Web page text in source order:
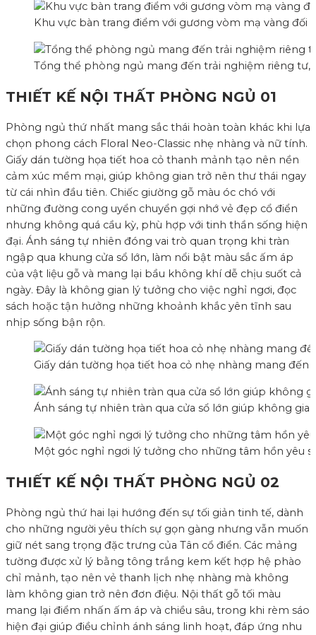
Khu vực bàn trang điểm với gương vòm mạ vàng
Tổng thể phòng ngủ mang đến trải nghiệm riêng tư,
THIẾT KẾ NỘI THẤT PHÒNG NGỦ 01
Phòng ngủ thứ nhất mang sắc thái hoàn toàn khác khi lựa
chọn phong cách Floral Neo-Classic nhẹ nhàng và nữ tính.
Giấy dán tường họa tiết hoa cỏ thanh mảnh tạo nên nền
cảm xúc mềm mại, giúp không gian trở nên thư thái ngay
từ cái nhìn đầu tiên. Chiếc giường gỗ màu óc chó với
những đường cong uyển chuyển gợi nhớ vẻ đẹp cổ điển
nhưng không quá cầu kỳ, phù hợp với tinh thần sống hiện
đại. Ánh sáng tự nhiên đóng vai trò quan trọng khi tràn
ngập qua khung cửa sổ lớn, làm nổi bật màu sắc ấm áp
của vật liệu gỗ và mang lại bầu không khí dễ chịu suốt cả
ngày. Đây là không gian lý tưởng cho việc nghỉ ngơi, đọc
sách hoặc tận hưởng những khoảnh khắc yên tĩnh sau
nhịp sống bận rộn.
Giấy dán tường họa tiết hoa cỏ nhẹ nhàng mang
Ánh sáng tự nhiên tràn qua cửa sổ lớn giúp không
Một góc nghỉ ngơi lý tưởng cho những tâm hồn yêu
THIẾT KẾ NỘI THẤT PHÒNG NGỦ 02
Phòng ngủ thứ hai lại hướng đến sự tối giản tinh tế, dành
cho những người yêu thích sự gọn gàng nhưng vẫn muốn
giữ nét sang trọng đặc trưng của Tân cổ điển. Các mảng
tường được xử lý bằng tông trắng kem kết hợp hệ phào
chỉ mảnh, tạo nên vẻ thanh lịch nhẹ nhàng mà không
làm không gian trở nên đơn điệu. Nội thất gỗ tối màu
mang lại điểm nhấn ấm áp và chiều sâu, trong khi rèm sáo
hiện đại giúp điều chỉnh ánh sáng linh hoạt, đáp ứng nhu